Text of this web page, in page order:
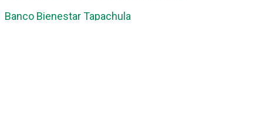
Banco Bienestar Tapachula